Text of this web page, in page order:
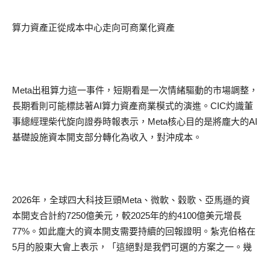
算力資產正從成本中心走向可商業化資產
Meta出租算力這一事件，短期看是一次情緒驅動的市場調整，
長期看則可能標誌著AI算力資產商業模式的演進。 CIC灼識董
事總經理柴代旋向證券時報表示， Meta核心目的是將龐大的AI
基礎設施資本開支部分轉化為收入，對沖成本。
2026年，全球四大科技巨頭Meta 、微軟、 穀歌、亞馬遜的資
本開支合計約7250億美元，較2025年的約4100億美元增長
77% 。如此龐大的資本開支需要持續的回報證明。 紮克伯格在
5月的股東大會上表示， 「 這絕對是我們可選的方案之一 。幾